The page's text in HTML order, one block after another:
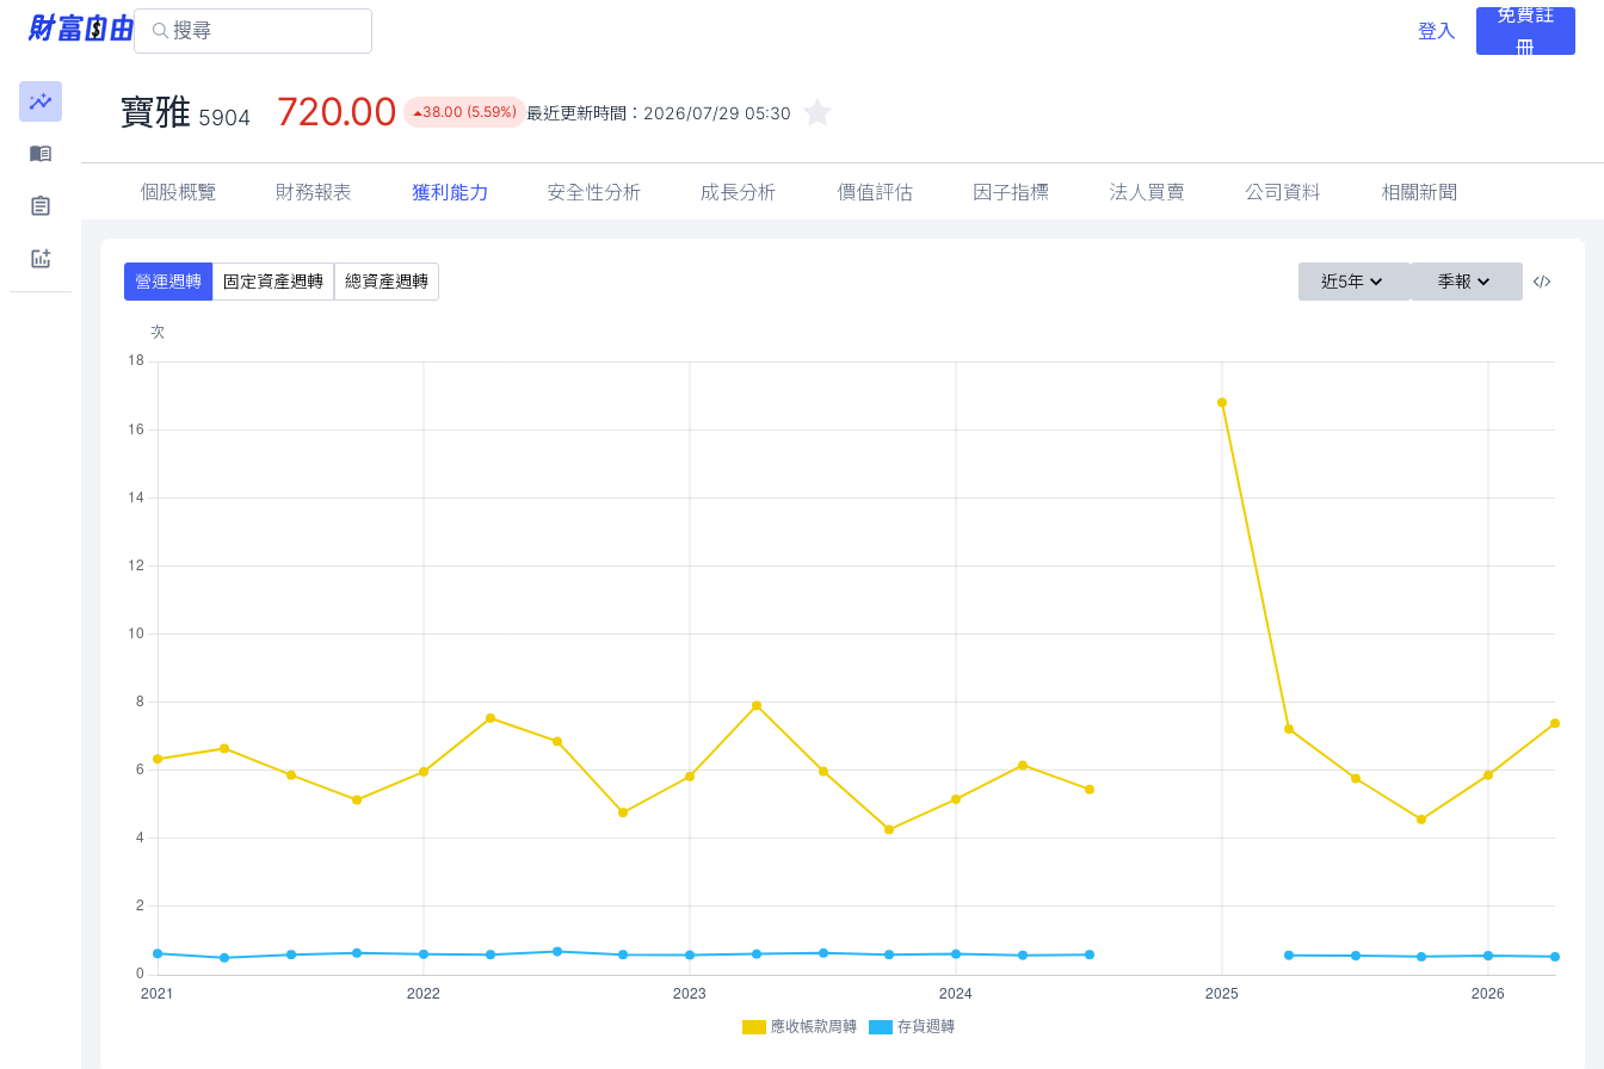
登入
免費註
冊
寶雅 5904 720.00 38.00 (5.59%) 最近更新時間： 2026/07/29 05:30
個股概覽 財務報表 獲利能力 安全性分析 成長分析 價值評估 因子指標 法人買賣 公司資料 相關新聞
營運週轉 固定資產週轉 總資產週轉 近5年 季報
應收帳款周轉 存貨週轉